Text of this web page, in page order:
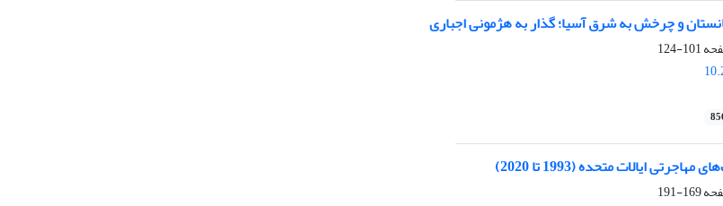
و چرخش به شرق آسیا؛ گذار به هژمونی اجباری
101-124
ایالات متحده (1993 تا 2020)
169-191